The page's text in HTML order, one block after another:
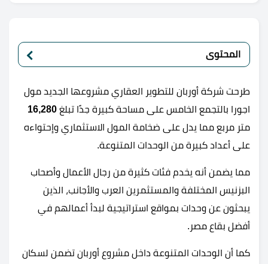
المحتوى
طرحت شركة أوربان للتطوير العقاري مشروعها الجديد مول
اجورا بالتجمع الخامس على مساحة كبيرة جدًا تبلغ 16,280
متر مربع مما يدل على ضخامة المول الاستثماري وإحتواءه
على أعداد كبيرة من الوحدات المتنوعة.
مما يضمن أنه يخدم فئات كثيرة من رجال الأعمال وأصحاب
البزنيس المختلفة والمستثمرين العرب والأجانب، الذين
يبحثون عن وحدات بمواقع استراتيجية لبدأ أعمالهم في
أفضل بقاع مصر.
كما أن الوحدات المتنوعة داخل مشروع أوربان تضمن لسكان